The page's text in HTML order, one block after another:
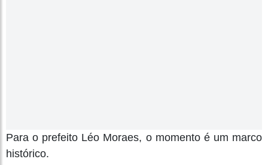
Para o prefeito Léo Moraes, o momento é um marco
histórico.